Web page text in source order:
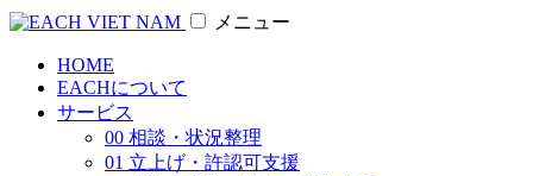
メニュー
HOME
EACHについて
サービス
00 相談・状況整理
01 立上げ・許認可支援